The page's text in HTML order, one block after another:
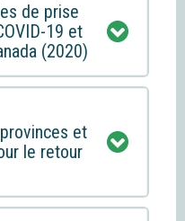
de prise
19 et
(2020)
et
le retour